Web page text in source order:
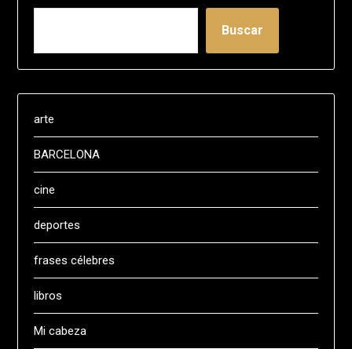
Buscar
arte
BARCELONA
cine
deportes
frases célebres
libros
Mi cabeza